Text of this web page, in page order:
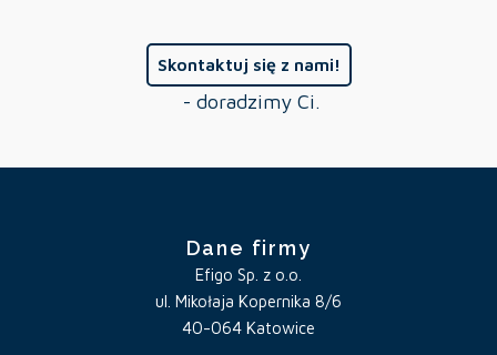
Skontaktuj się z nami!
- doradzimy Ci.
Dane firmy
Efigo Sp. z o.o.
ul. Mikołaja Kopernika 8/6
40-064 Katowice